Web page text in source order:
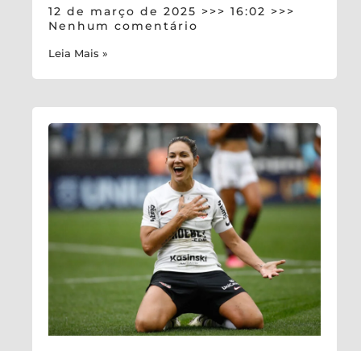
12 de março de 2025
16:02
Nenhum comentário
Leia Mais »